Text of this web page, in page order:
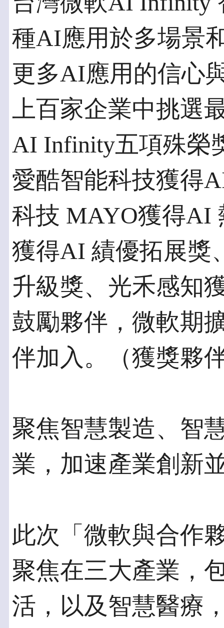
種AI應用於多場景
更多AI應用的信心
上百家企業中挑選
AI Infinity五項殊榮
愛酷智能科技獲得
科技 MAYO獲得AI
獲得AI 績優拓展獎
升級獎、光禾感知
鼓勵夥伴，微軟期
伴加入。（獲獎夥
聚焦智慧製造、智
業，加速產業創新
此次「微軟與合作
聚焦在三大產業，
活，以及智慧醫療